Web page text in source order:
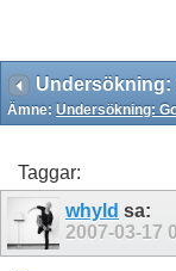
Ämne: Undersökning:
Taggar:
whyld sa:
2007-03-17